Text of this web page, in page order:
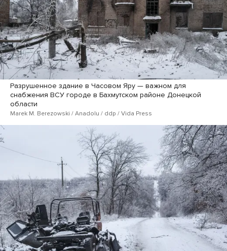
Разрушенное здание в Часовом Яру — важном для
снабжения ВСУ городе в Бахмутском районе Донецкой
области
Marek M. Berezowski / Anadolu / ddp / Vida Press